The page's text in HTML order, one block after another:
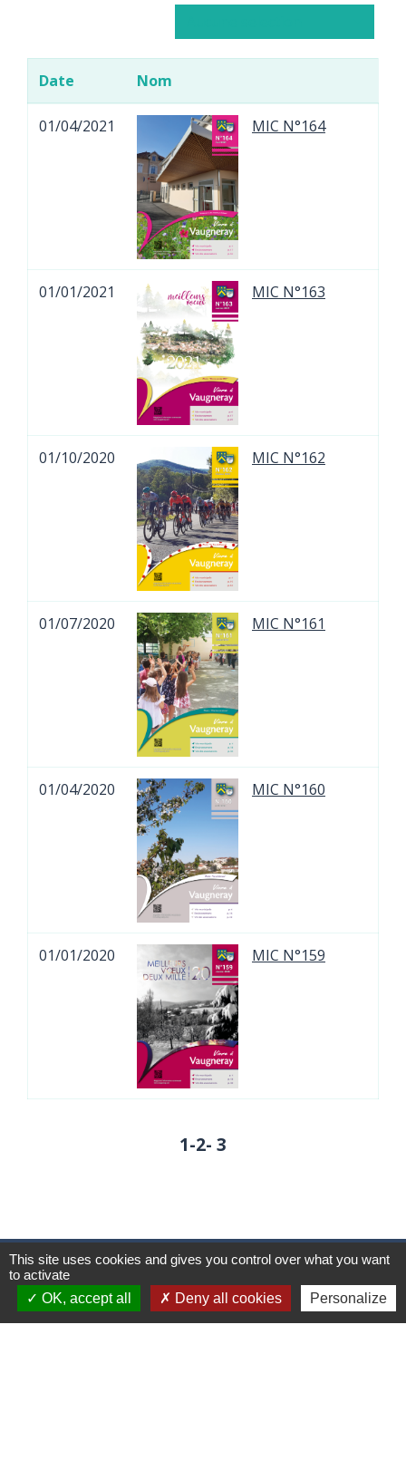
Date Nom
01/04/2021 MIC N°164
01/01/2021 MIC N°163
01/10/2020 MIC N°162
01/07/2020 MIC N°161
01/04/2020 MIC N°160
01/01/2020 MIC N°159
1-2- 3
Contacts
Commune de Vaugneray
1 place de la Mairie
This site uses cookies and gives you control over what you want
to activate
OK, accept all
Deny all cookies Personalize